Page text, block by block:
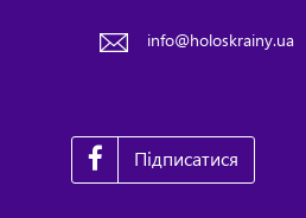
info@holoskrainy.ua
Підписатися